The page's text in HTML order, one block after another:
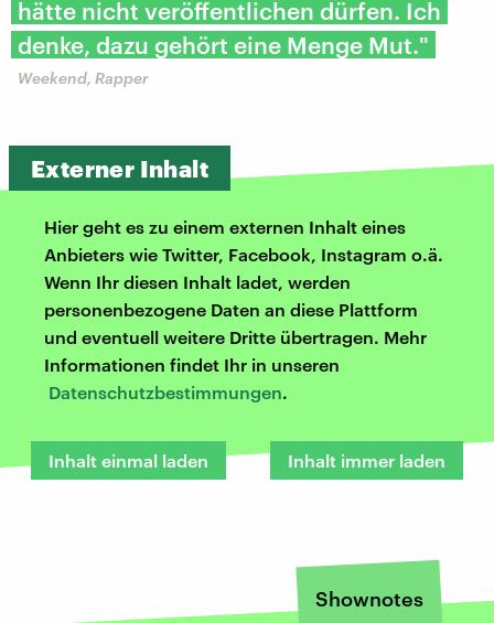
hätte nicht veröffentlichen dürfen. Ich
denke, dazu gehört eine Menge Mut."
Weekend, Rapper
Externer Inhalt
Hier geht es zu einem externen Inhalt eines
Anbieters wie Twitter, Facebook, Instagram o.ä.
Wenn Ihr diesen Inhalt ladet, werden
personenbezogene Daten an diese Plattform
und eventuell weitere Dritte übertragen. Mehr
Informationen findet Ihr in unseren
Datenschutzbestimmungen.
Inhalt einmal laden Inhalt immer laden
Shownotes